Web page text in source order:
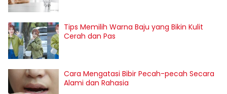
Tips Memilih Warna Baju yang Bikin Kulit
Cerah dan Pas
Cara Mengatasi Bibir Pecah-pecah Secara
Alami dan Rahasia